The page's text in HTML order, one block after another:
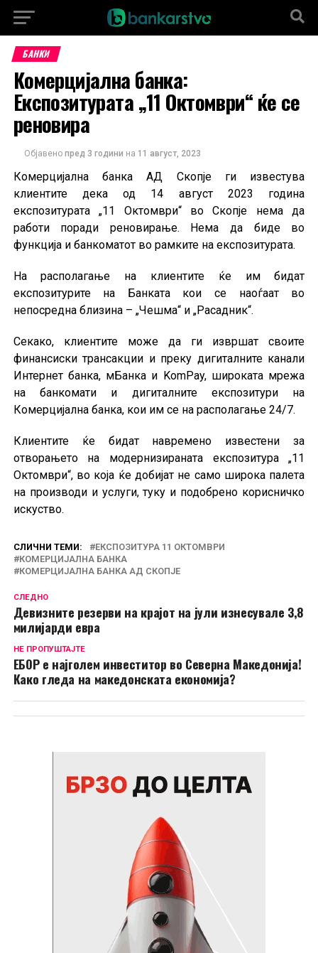
БАНКИ
Комерцијална банка:
Експозитурата „11 Октомври“ ќе се
реновира
Објавено пред 3 години на 11 август, 2023
Комерцијална банка АД Скопје ги известува
клиентите дека од 14 август 2023 година
експозитурата „11 Октомври“ во Скопје нема да
работи поради реновирање. Нема да биде во
функција и банкоматот во рамките на експозитурата.
На располагање на клиентите ќе им бидат
експозитурите на Банката кои се наоѓаат во
непосредна близина – „Чешма“ и „Расадник“.
Секако, клиентите може да ги извршат своите
финансиски трансакции и преку дигиталните канали
Интернет банка, мБанка и KomPay, широката мрежа
на банкомати и дигиталните експозитури на
Комерцијална банка, кои им се на располагање 24/7.
Клиентите ќе бидат навремено известени за
отворањето на модернизираната експозитура „11
Октомври“, во која ќе добијат не само широка палета
на производи и услуги, туку и подобрено корисничко
искуство.
СЛИЧНИ ТЕМИ:
ЕКСПОЗИТУРА 11 ОКТОМВРИ
КОМЕРЦИЈАЛНА БАНКА
КОМЕРЦИЈАЛНА БАНКА АД СКОПЈЕ
СЛЕДНО
Девизните резерви на крајот на јули изнесувале 3,8
милијарди евра
НЕ ПРОПУШТАЈТЕ
ЕБОР е најголем инвеститор во Северна Македонија!
Како гледа на македонската економија?